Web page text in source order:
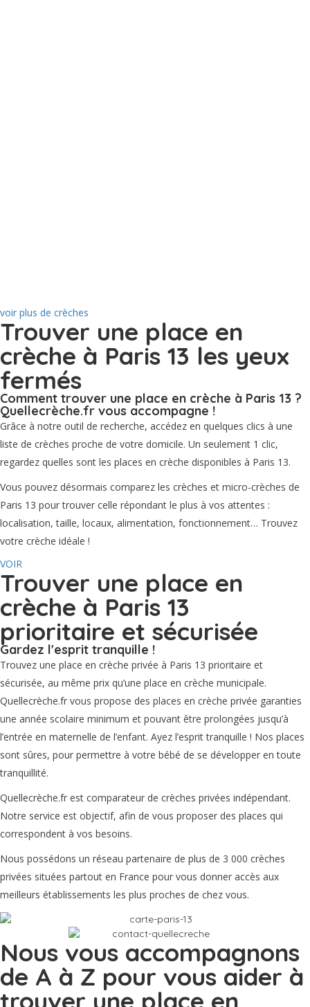
voir plus de crèches
Trouver une place en
crèche à Paris 13 les yeux
fermés
Comment trouver une place en crèche à Paris 13 ?
Quellecrèche.fr vous accompagne !
Grâce à notre outil de recherche, accédez en quelques clics à une
liste de crèches proche de votre domicile. Un seulement 1 clic,
regardez quelles sont les places en crèche disponibles à Paris 13.
Vous pouvez désormais comparez les crèches et micro-crèches de
Paris 13 pour trouver celle répondant le plus à vos attentes :
localisation, taille, locaux, alimentation, fonctionnement… Trouvez
votre crèche idéale !
VOIR
Trouver une place en
crèche à Paris 13
prioritaire et sécurisée
Gardez l'esprit tranquille !
Trouvez une place en crèche privée à Paris 13 prioritaire et
sécurisée, au même prix qu’une place en crèche municipale.
Quellecrèche.fr vous propose des places en crèche privée garanties
une année scolaire minimum et pouvant être prolongées jusqu’à
l’entrée en maternelle de l’enfant. Ayez l’esprit tranquille ! Nos places
sont sûres, pour permettre à votre bébé de se développer en toute
tranquillité.
Quellecrèche.fr est comparateur de crèches privées indépendant.
Notre service est objectif, afin de vous proposer des places qui
correspondent à vos besoins.
Nous possédons un réseau partenaire de plus de 3 000 crèches
privées situées partout en France pour vous donner accès aux
meilleurs établissements les plus proches de chez vous.
Nous vous accompagnons
de A à Z pour vous aider à